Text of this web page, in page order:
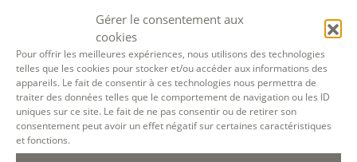
Gérer le consentement aux
cookies
Pour offrir les meilleures expériences, nous utilisons des technologies
telles que les cookies pour stocker et/ou accéder aux informations des
appareils. Le fait de consentir à ces technologies nous permettra de
traiter des données telles que le comportement de navigation ou les ID
uniques sur ce site. Le fait de ne pas consentir ou de retirer son
consentement peut avoir un effet négatif sur certaines caractéristiques
et fonctions.
est à effectuer au plus tard un mois avant le début de la
NOS ATELIERS
Découverte
L’école d’écriture
La fabrique du manuscrit
Les stages pour artistes-auteurs
Se former à la biographie